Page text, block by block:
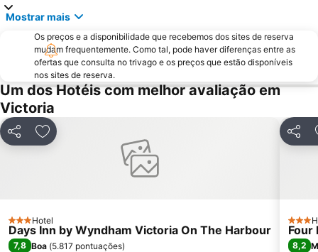
Mostrar mais
Os preços e a disponibilidade que recebemos dos sites de reserva
mudam frequentemente. Como tal, pode haver diferenças entre as
ofertas que consulta no trivago e os preços que estão disponíveis
nos sites de reserva.
Um dos Hotéis com melhor avaliação em
Victoria
PartilharAdicionar aos favoritos
3 Estrelas
Hotel
Days Inn by Wyndham Victoria On The Harbour
7,8 Boa (5.817 pontuações)
3
Four
8,2